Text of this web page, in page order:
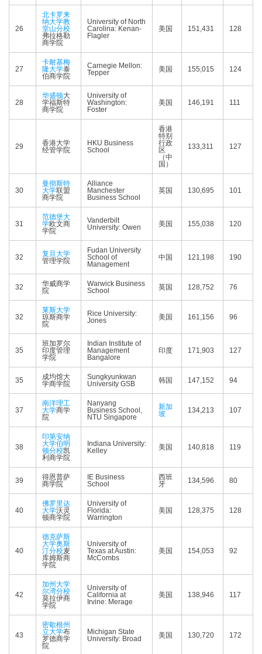
26
北卡罗来
纳大学教
堂山分校
弗拉格勒
商学院
University of North
Carolina: Kenan-
Flagler
美国 151,431 128
27
卡耐基梅
隆大学泰
伯商学院
Carnegie Mellon:
Tepper
美国 155,015 124
28
华盛顿大
学福斯特
商学院
University of
Washington:
Foster
美国 146,191 111
29
香港大学
经管学院
HKU Business
School
香港
特别
行政
区
（中
国）
133,311 127
30
曼彻斯特
大学联盟
商学院
Alliance
Manchester
Business School
英国 130,695 101
31
范德堡大
学欧文商
学院
Vanderbilt
University: Owen
美国 155,038 120
32
复旦大学
管理学院
Fudan University
School of
Management
中国 121,198 190
32
华威商学
院
Warwick Business
School
英国 128,752 76
32
莱斯大学
琼斯商学
院
Rice University:
Jones
美国 161,156 96
35
班加罗尔
印度管理
学院
Indian Institute of
Management
Bangalore
印度 171,903 127
35
成均馆大
学商学院
Sungkyunkwan
University GSB
韩国 147,152 94
37
南洋理工
大学商学
院
Nanyang
Business School,
NTU Singapore
新加
坡
134,213 107
38
印第安纳
大学伯明
顿分校凯
利商学院
Indiana University:
Kelley
美国 140,818 119
39
得恩普萨
商学院
IE Business
School
西班
牙
134,596 80
40
佛罗里达
大学沃灵
顿商学院
University of
Florida:
Warrington
美国 128,375 128
40
德克萨斯
大学奥斯
汀分校麦
库姆斯商
学院
University of
Texas at Austin:
McCombs
美国 154,053 92
42
加州大学
尔湾分校
莫拉伊商
学院
University of
California at
Irvine: Merage
美国 138,946 117
43
密歇根州
立大学布
罗德商学
院
Michigan State
University: Broad
美国 130,720 172